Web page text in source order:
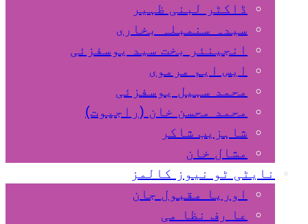
ڈاکٹر لبنی ظہیر
سیدہ سنمبلہ بخاری
انجینئر بخت سید یوسفزئی
ایس ایم مرموی
محمد سہیل یوسفزئی
محمد محسن خان (راجپوت)
شاہزیب شاکر
مشال خان
نایٹی ٹو نیوز کالمز
اوریا مقبول جان
عا رف نظا می